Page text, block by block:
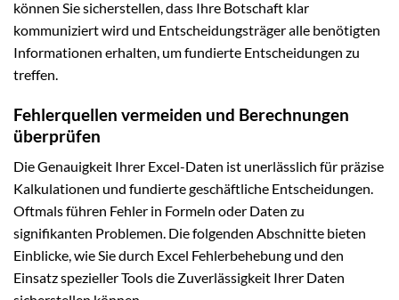
können Sie sicherstellen, dass Ihre Botschaft klar
kommuniziert wird und Entscheidungsträger alle benötigten
Informationen erhalten, um fundierte Entscheidungen zu
treffen.
Fehlerquellen vermeiden und Berechnungen
überprüfen
Die Genauigkeit Ihrer Excel-Daten ist unerlässlich für präzise
Kalkulationen und fundierte geschäftliche Entscheidungen.
Oftmals führen Fehler in Formeln oder Daten zu
signifikanten Problemen. Die folgenden Abschnitte bieten
Einblicke, wie Sie durch Excel Fehlerbehebung und den
Einsatz spezieller Tools die Zuverlässigkeit Ihrer Daten